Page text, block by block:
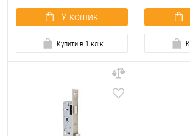
У кошик
Купити в 1 клік